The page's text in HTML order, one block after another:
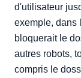
d'utilisateur
exemple, dans
bloquerait le
autres robots,
compris le